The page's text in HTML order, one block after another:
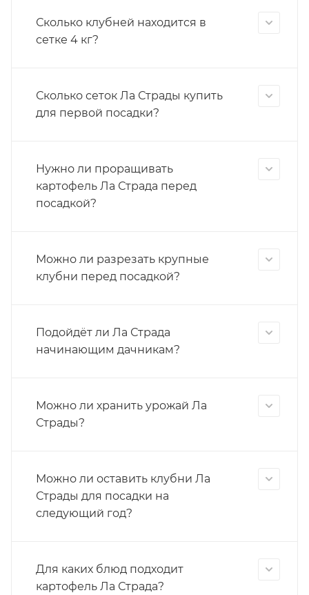
Сколько клубней находится в
сетке 4 кг?
Сколько сеток Ла Страды купить
для первой посадки?
Нужно ли проращивать
картофель Ла Страда перед
посадкой?
Можно ли разрезать крупные
клубни перед посадкой?
Подойдёт ли Ла Страда
начинающим дачникам?
Можно ли хранить урожай Ла
Страды?
Можно ли оставить клубни Ла
Страды для посадки на
следующий год?
Для каких блюд подходит
картофель Ла Страда?